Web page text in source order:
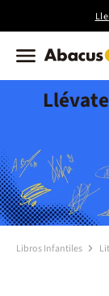
Libros Infantiles